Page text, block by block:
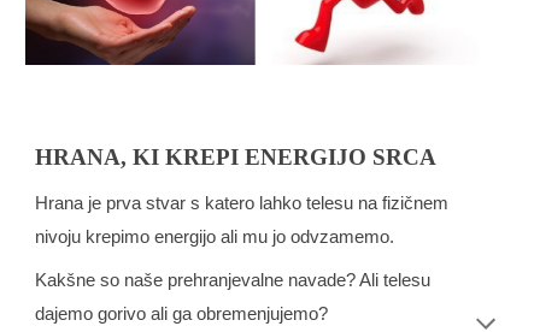
HRANA, KI KREPI ENERGIJO SRCA
Hrana je prva stvar s katero lahko telesu na fizičnem
nivoju krepimo energijo ali mu jo odvzamemo.
Kakšne so naše prehranjevalne navade? Ali telesu
dajemo gorivo ali ga obremenjujemo?